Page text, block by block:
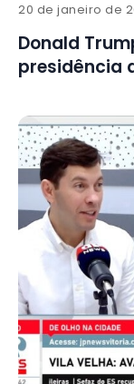
20 de janeiro de
Donald
presidência